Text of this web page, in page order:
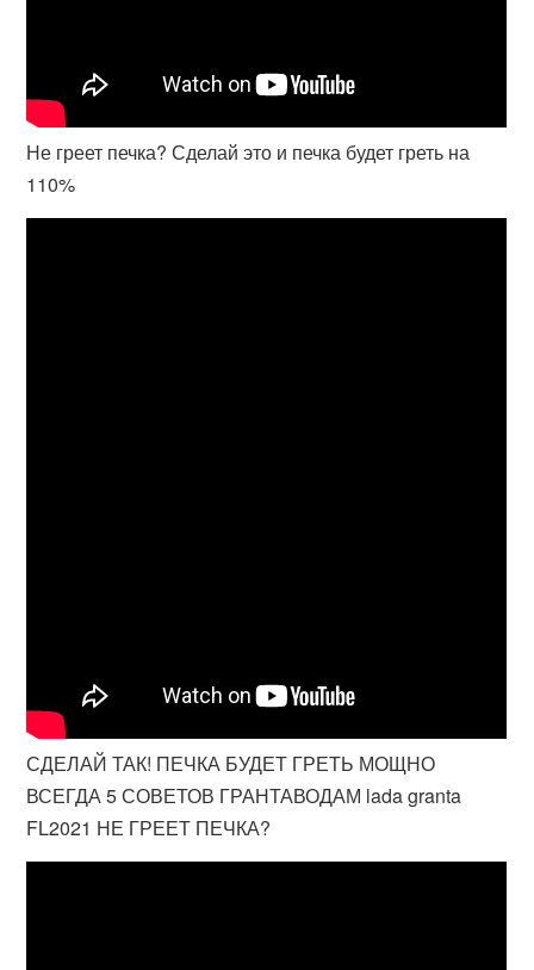
Не греет печка? Сделай это и печка будет греть на
110%
СДЕЛАЙ ТАК! ПЕЧКА БУДЕТ ГРЕТЬ МОЩНО
ВСЕГДА 5 СОВЕТОВ ГРАНТАВОДАМ lada granta
FL2021 НЕ ГРЕЕТ ПЕЧКА?